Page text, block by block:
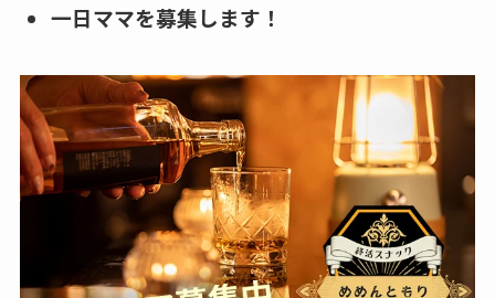
一日ママを募集します！